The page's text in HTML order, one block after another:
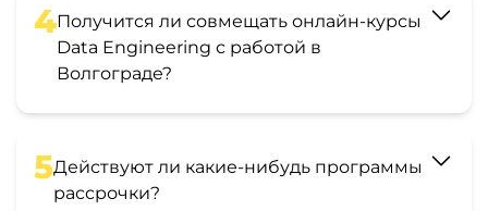
4Получится ли совмещать онлайн-курсы
Data Engineering с работой в
Волгограде?
5Действуют ли какие-нибудь программы
рассрочки?